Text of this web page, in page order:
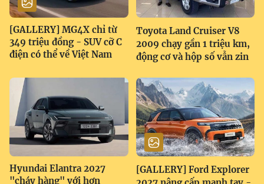
[GALLERY] MG4X chỉ từ
349 triệu đồng - SUV cỡ C
điện có thể về Việt Nam
Toyota Land Cruiser V8
2009 chạy gần 1 triệu km,
động cơ và hộp số vẫn zin
Hyundai Elantra 2027
"cháy hàng" với hơn
[GALLERY] Ford Explorer